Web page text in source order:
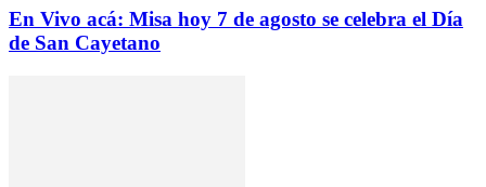
En Vivo acá: Misa hoy 7 de agosto se celebra el Día
de San Cayetano